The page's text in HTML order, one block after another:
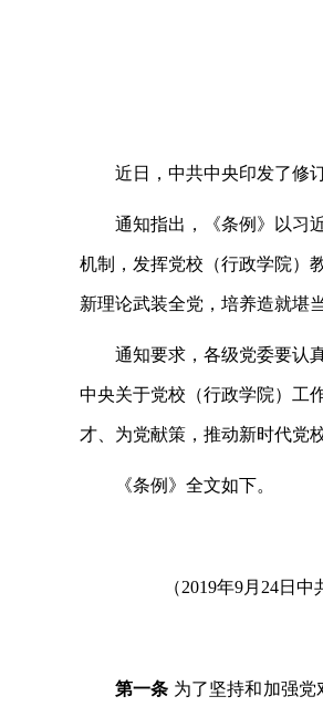
近日，中共中央印发了修
通知指出，《条例》以习
机制，发挥党校（行政学院）
新理论武装全党，培养造就堪
通知要求，各级党委要认
中央关于党校（行政学院）工
才、为党献策，推动新时代党
《条例》全文如下。
（2019年9月24日
第一条 为了坚持和加强